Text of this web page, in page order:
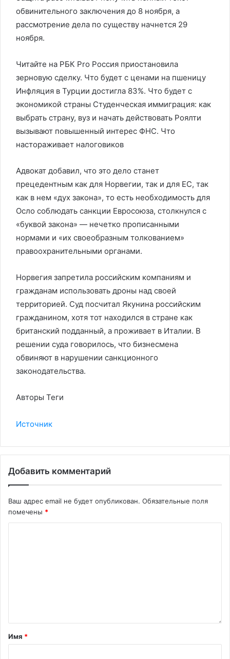
обвинительного заключения до 8 ноября, а
рассмотрение дела по существу начнется 29
ноября.
Читайте на РБК Pro Россия приостановила
зерновую сделку. Что будет с ценами на пшеницу
Инфляция в Турции достигла 83%. Что будет с
экономикой страны Студенческая иммиграция: как
выбрать страну, вуз и начать действовать Роялти
вызывают повышенный интерес ФНС. Что
настораживает налоговиков
Адвокат добавил, что это дело станет
прецедентным как для Норвегии, так и для ЕС, так
как в нем «дух закона», то есть необходимость для
Осло соблюдать санкции Евросоюза, столкнулся с
«буквой закона» — нечетко прописанными
нормами и «их своеобразным толкованием»
правоохранительными органами.
Норвегия запретила российским компаниям и
гражданам использовать дроны над своей
территорией. Суд посчитал Якунина российским
гражданином, хотя тот находился в стране как
британский подданный, а проживает в Италии. В
решении суда говорилось, что бизнесмена
обвиняют в нарушении санкционного
законодательства.
Авторы Теги
Источник
Добавить комментарий
Ваш адрес email не будет опубликован. Обязательные поля
помечены *
Имя *